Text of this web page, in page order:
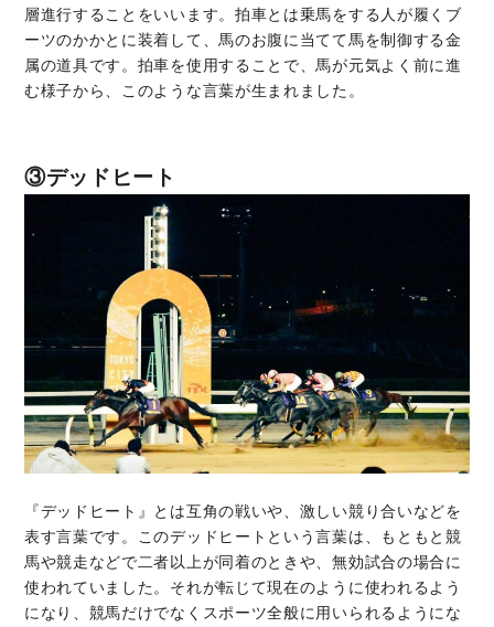
層進行することをいいます。拍車とは乗馬をする人が履くブ
ーツのかかとに装着して、馬のお腹に当てて馬を制御する金
属の道具です。拍車を使用することで、馬が元気よく前に進
む様子から、このような言葉が生まれました。
③デッドヒート
『デッドヒート』とは互角の戦いや、激しい競り合いなどを
表す言葉です。このデッドヒートという言葉は、もともと競
馬や競走などで二者以上が同着のときや、無効試合の場合に
使われていました。それが転じて現在のように使われるよう
になり、競馬だけでなくスポーツ全般に用いられるようにな